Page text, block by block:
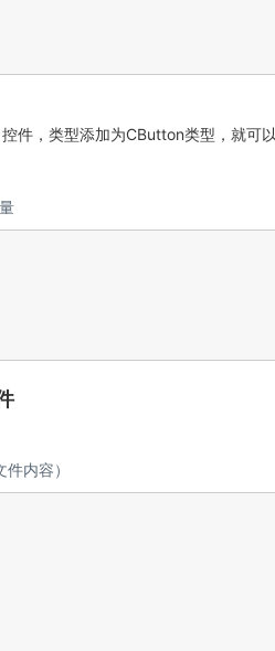
件，类型添加为CButton类型，就
内容）